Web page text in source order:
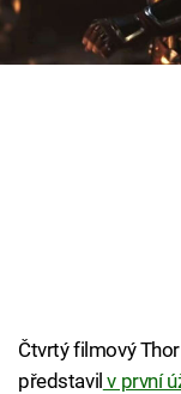
Cool Esport
Sledujte nás
Čtvrtý filmový
představil v první